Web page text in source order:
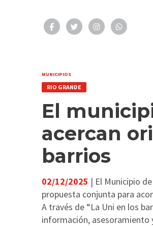
MUNICIPIOS
RIO GRANDE
El
acercan
barrios
02/12/2025 | El Municipio
propuesta conjunta para
A través de “La Uni en los
información, asesoramiento